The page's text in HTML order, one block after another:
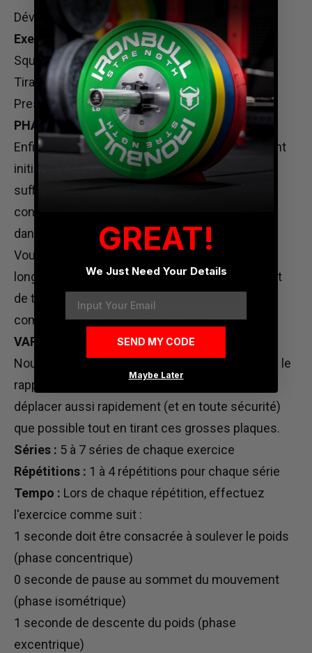
Développé couché : 6 x 5 – 8
Exercices alternatifs :
Squat Sumo : 6 x 5 – 8
Tirages à la corde en pronation : 5 x 5 – 8
Presse à haltères à un bras : 6 x 5 – 8
PHASE QUATRE : POUVOIR
Enfin, nous revenons à votre style d'entraînement
initial en powerlifting. Si vous vous accordez
suffisamment de temps de repos, vous
constaterez probablement une nette différence
dans vos entraînements axés sur la puissance.
Vous pourrez peut-être soulever plus ou plus
longtemps. Quoi qu'il en soit, avec suffisamment
de temps, la powerlifting par périodisation
commencera à améliorer ces gains.
VARIABLES AIGUËS
Nous n’avons probablement pas besoin de vous le
rappeler, mais c’est là que vous voulez vous
déplacer aussi rapidement (et en toute sécurité)
que possible tout en tirant ces grosses plaques.
Séries : 5 à 7 séries de chaque exercice
Répétitions : 1 à 4 répétitions pour chaque série
Tempo : Lors de chaque répétition, effectuez
l'exercice comme suit :
1 seconde doit être consacrée à soulever le poids
(phase concentrique)
0 seconde de pause au sommet du mouvement
(phase isométrique)
1 seconde de descente du poids (phase
excentrique)
GREAT!
We Just Need Your Details
SEND MY CODE
Maybe Later